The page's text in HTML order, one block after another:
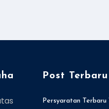
Post Terbaru
Persyaratan Terbaru